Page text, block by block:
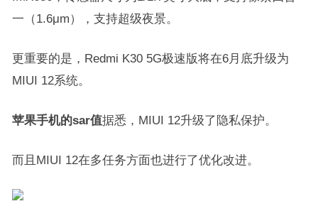
一（1.6μm），支持超级夜景。
更重要的是，Redmi K30 5G极速版将在6月底升级为
MIUI 12系统。
苹果手机的sar值据悉，MIUI 12升级了隐私保护。
而且MIUI 12在多任务方面也进行了优化改进。